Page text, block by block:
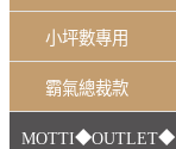
小坪數專用
霸氣總裁款
MOTTI◆OUTLET◆